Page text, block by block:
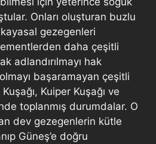
Onları oluşturan buzlu
gezegenleri
daha çeşitli
adlandırılmayı hak
başaramayan çeşitli
Kuiper Kuşağı ve
toplanmış durumdalar. O
dev gezegenlerin kütle
Güneş’e doğru